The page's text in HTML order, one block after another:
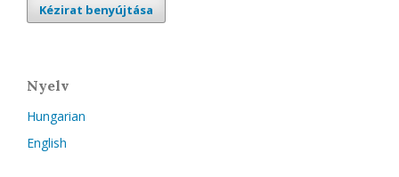
Kézirat benyújtása
Nyelv
Hungarian
English